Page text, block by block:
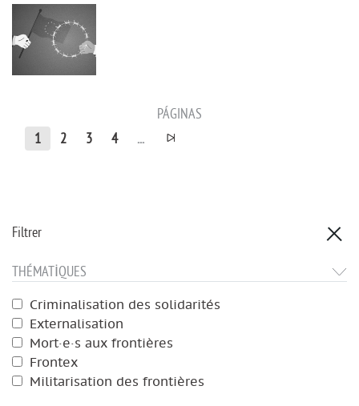
Filtrer
THÉMATIQUES
Criminalisation des solidarités
Externalisation
Mort·e·s aux frontières
Frontex
Militarisation des frontières
PÁGINAS
1
2 3 4 ...